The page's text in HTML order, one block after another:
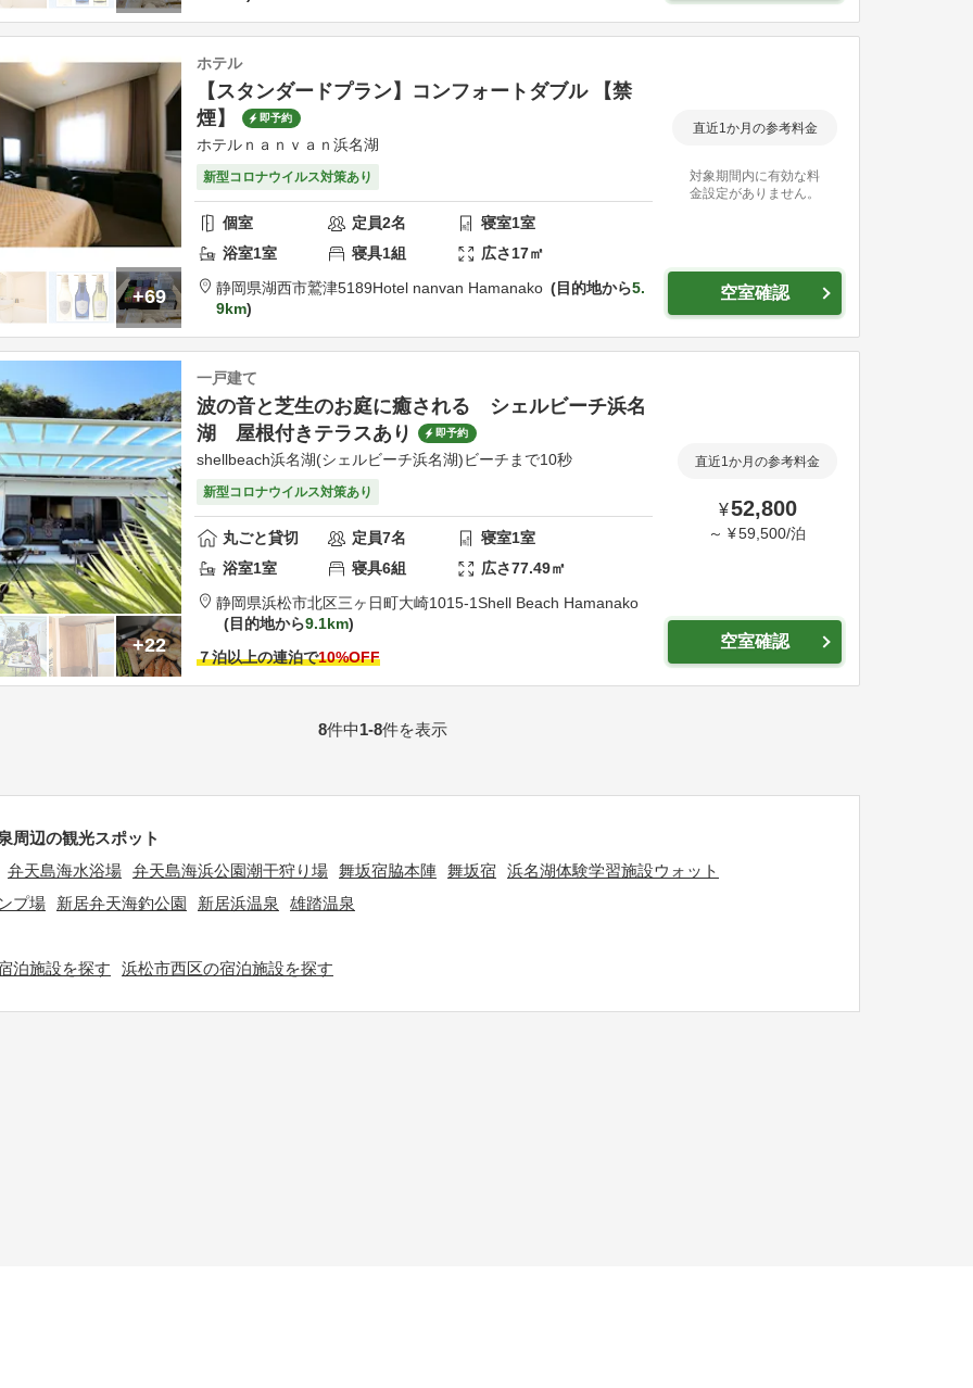
+69
ホテル
【スタンダードプラン】コンフォートダブル 【禁
煙】
即予約
ホテルｎａｎｖａｎ浜名湖
新型コロナウイルス対策あり
個室 定員2名 寝室1室
浴室1室 寝具1組 広さ17㎡
静岡県湖西市鷲津5189Hotel nanvan Hamanako 目的地から5.
9km
直近1か月の参考料金
対象期間内に有効な料
金設定がありません。
空室確認
+22
一戸建て
波の音と芝生のお庭に癒される シェルビーチ浜名
湖 屋根付きテラスあり
即予約
shellbeach浜名湖(シェルビーチ浜名湖)ビーチまで10秒
新型コロナウイルス対策あり
丸ごと貸切 定員7名 寝室1室
浴室1室 寝具6組 広さ77.49㎡
静岡県浜松市北区三ヶ日町大崎1015-1Shell Beach Hamanako
目的地から9.1km
７泊以上の連泊で10%OFF
直近1か月の参考料金
¥52,800
～ ¥59,500/泊
空室確認
8件中1-8件を表示
周辺の観光スポット
弁天島海水浴場 弁天島海浜公園潮干狩り場 舞坂宿脇本陣 舞坂宿
浜名湖体験学習施設ウォット
プ場
新居弁天海釣公園 新居浜温泉
雄踏温泉
泊施設を探す
浜松市西区の宿泊施設を探す